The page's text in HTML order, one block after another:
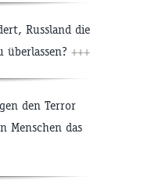
Russland die
überlassen? +++
den Terror
Menschen das